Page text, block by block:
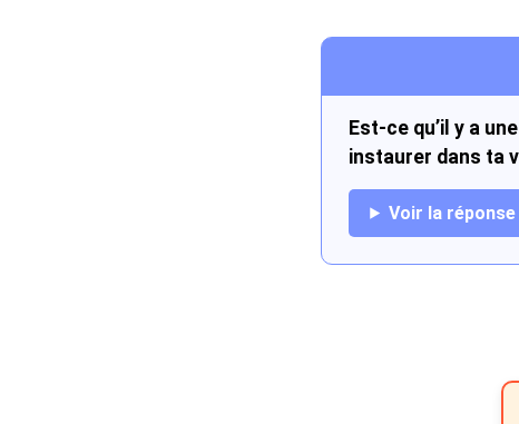
Est-ce qu’il y a
instaurer dans ta
Voir la réponse